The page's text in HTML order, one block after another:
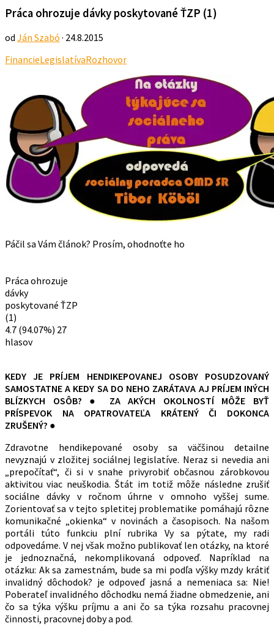
Práca ohrozuje dávky poskytované ŤZP (1)
od Ján Szabó · 24.8.2015
FinancieLegislatívaRozhovor
Páčil sa Vám článok? Prosím, ohodnoťte ho
Práca ohrozuje
dávky
poskytované ŤZP
(1)
4.7 (94.07%) 27
hlasov
KEDY JE PRÍJEM HENDIKEPOVANEJ OSOBY POSUDZOVANÝ
SAMOSTATNE A KEDY SA DO NEHO ZARÁTAVA AJ PRÍJEM INÝCH
BLÍZKYCH OSÔB? ● ZA AKÝCH OKOLNOSTÍ MÔŽE BYŤ
PRÍSPEVOK NA OPATROVATEĽA KRÁTENÝ ČI DOKONCA
ZRUŠENÝ? ●
Zdravotne hendikepované osoby sa väčšinou detailne
nevyznajú v zložitej sociálnej legislatíve. Neraz si nevedia ani
„prepočítať“, či si v snahe privyrobiť občasnou zárobkovou
aktivitou viac neuškodia. Štát im totiž môže následne zrušiť
sociálne dávky v ročnom úhrne v omnoho vyššej sume.
Zorientovať sa v tejto spletitej problematike pomáhajú rôzne
komunikačné „okienka“ v novinách a časopisoch. Na našom
portáli túto funkciu plní rubrika Vy sa pýtate, my radi
odpovedáme. V nej však možno publikovať len otázky, na ktoré
je jednoznačná, nekomplikovaná odpoveď. Napríklad na
otázku: Ak sa zamestnám, bude sa mi podľa výšky mzdy krátiť
invalidný dôchodok? je odpoveď jasná a nemeniaca sa: Nie!
Poberateľ invalidného dôchodku nemá žiadne obmedzenie, ani
čo sa týka výšku príjmu a ani čo sa týka rozsahu pracovnej
činnosti, pracovnej doby a pod.